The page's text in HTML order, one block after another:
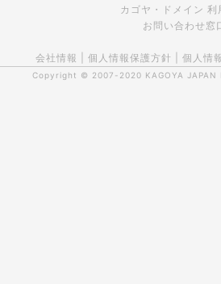
カゴヤ・ドメイン 利
お問い合わせ窓
会社情報 個人情報保護方針 個人情
Copyright © 2007-2020 KAGOYA JAPAN